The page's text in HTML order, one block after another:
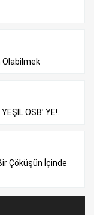
Olabilmek
OSB’ YE!..
Çöküşün İçinde